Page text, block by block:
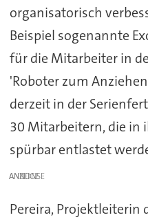
organisatorisch
Beispiel sogenannte
für die Mitarbeiter in
'Roboter zum
derzeit in der
30 Mitarbeitern, die
spürbar entlastet
ANZEIGE
Pereira, Projektleiterin